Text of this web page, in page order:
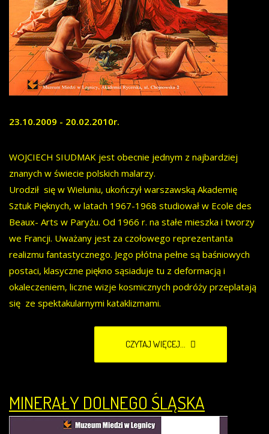
23.10.2009 - 20.02.2010r.
WOJCIECH SIUDMAK jest obecnie jednym z najbardziej
znanych w świecie polskich malarzy.
Urodził się w Wieluniu, ukończył warszawską Akademię
Sztuk Pięknych, w latach 1967-1968 studiował w Ecole des
Beaux- Arts w Paryżu. Od 1966 r. na stałe mieszka i tworzy
we Francji. Uważany jest za czołowego reprezentanta
realizmu fantastycznego. Jego płótna pełne są baśniowych
postaci, klasyczne piękno sąsiaduje tu z deformacją i
okaleczeniem, liczne wizje kosmicznych podróży przeplatają
się ze spektakularnymi kataklizmami.
CZYTAJ WIĘCEJ...
MINERAŁY DOLNEGO ŚLĄSKA